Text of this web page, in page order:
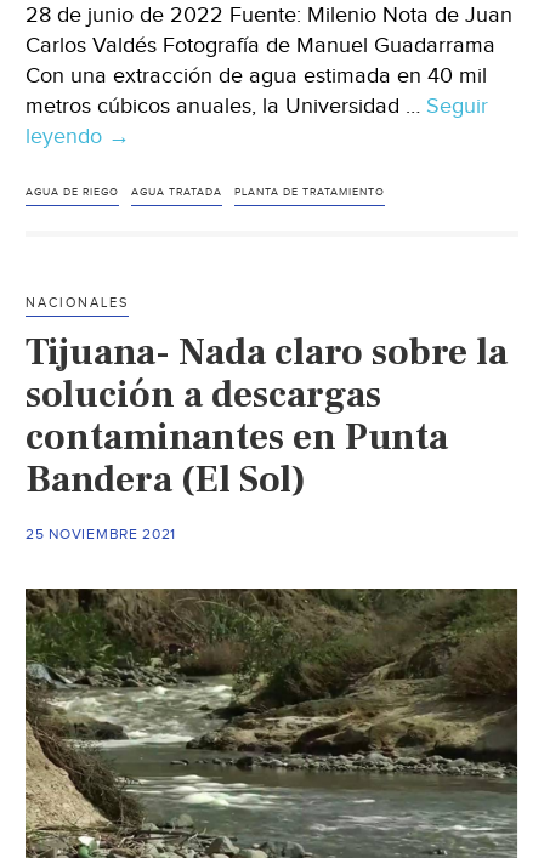
28 de junio de 2022 Fuente: Milenio Nota de Juan
Carlos Valdés Fotografía de Manuel Guadarrama
Con una extracción de agua estimada en 40 mil
metros cúbicos anuales, la Universidad … Seguir
leyendo Coahuila
Ibero
planta
tratadora
de
agua
residual
(Milenio)
→
AGUA DE RIEGO AGUA TRATADA PLANTA DE TRATAMIENTO
NACIONALES
Tijuana- Nada claro sobre la
solución a descargas
contaminantes en Punta
Bandera (El Sol)
25 NOVIEMBRE 2021